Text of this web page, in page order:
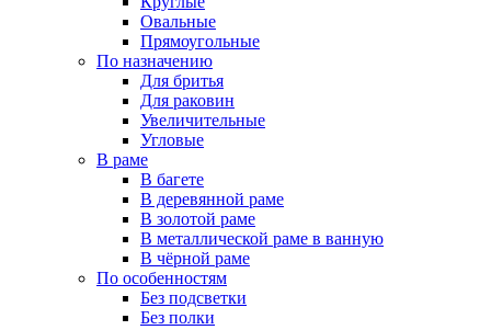
Овальные
Прямоугольные
По назначению
Для бритья
Для раковин
Увеличительные
Угловые
В раме
В багете
В деревянной раме
В золотой раме
В металлической раме в ванную
В чёрной раме
По особенностям
Без подсветки
Без полки